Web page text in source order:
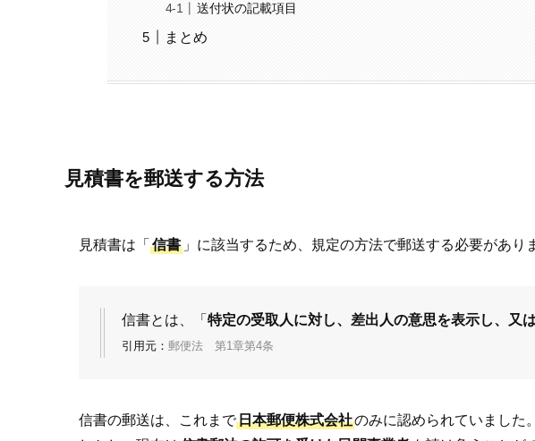
送付状の記載項目
まとめ
見積書を郵送する方法
見積書は「 信書 」に該当するため、規定の方法で郵送する必要があり
信書とは、「 特定の受取人に対し、差出人の意思を表示し、又
引用元： 郵便法 第1章第4条
信書の郵送は、これまで日本郵便株式会社のみに認められていました。